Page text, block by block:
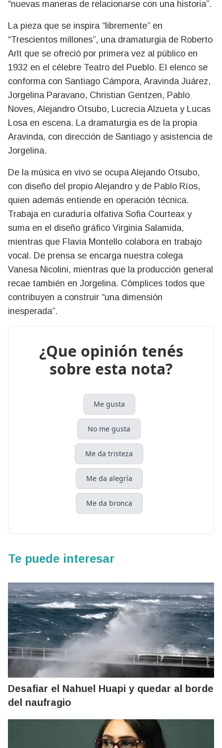
“nuevas maneras de relacionarse con una historia”.
La pieza que se inspira “libremente” en
“Trescientos millones”, una dramaturgia de Roberto
Arlt que se ofreció por primera vez al público en
1932 en el célebre Teatro del Pueblo. El elenco se
conforma con Santiago Cámpora, Aravinda Juárez,
Jorgelina Paravano, Christian Gentzen, Pablo
Noves, Alejandro Otsubo, Lucrecia Alzueta y Lucas
Losa en escena. La dramaturgia es de la propia
Aravinda, con dirección de Santiago y asistencia de
Jorgelina.
De la música en vivo se ocupa Alejando Otsubo,
con diseño del propio Alejandro y de Pablo Ríos,
quien además entiende en operación técnica.
Trabaja en curaduría olfativa Sofia Courteax y
suma en el diseño gráfico Virginia Salamida,
mientras que Flavia Montello colabora en trabajo
vocal. De prensa se encarga nuestra colega
Vanesa Nicolini, mientras que la producción general
recae también en Jorgelina. Cómplices todos que
contribuyen a construir “una dimensión
inesperada”.
¿Que opinión tenés
sobre esta nota?
Me gusta
No me gusta
Me da tristeza
Me da alegría
Me da bronca
Te puede interesar
Desafiar el Nahuel Huapi y quedar al borde
del naufragio